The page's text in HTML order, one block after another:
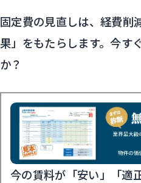
固定費の見直しは、経費削
果」をもたらします。今す
か？
今の賃料が「安い」「適